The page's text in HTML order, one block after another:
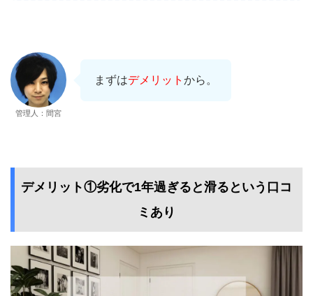
管理人：間宮
まずはデメリット から。
デメリット①劣化で1年過ぎると滑るという口コ
ミあり